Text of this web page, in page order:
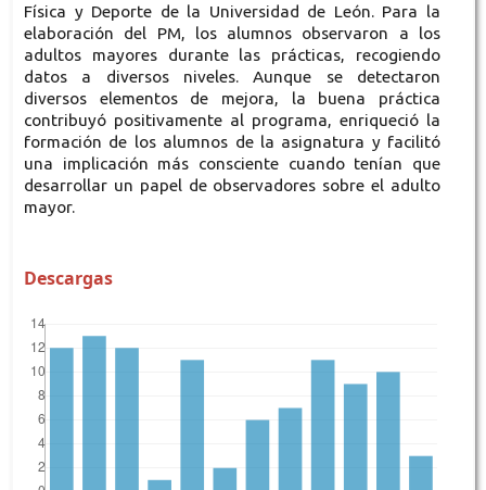
Física y Deporte de la Universidad de León. Para la
elaboración del PM, los alumnos observaron a los
adultos mayores durante las prácticas, recogiendo
datos a diversos niveles. Aunque se detectaron
diversos elementos de mejora, la buena práctica
contribuyó positivamente al programa, enriqueció la
formación de los alumnos de la asignatura y facilitó
una implicación más consciente cuando tenían que
desarrollar un papel de observadores sobre el adulto
mayor.
Descargas